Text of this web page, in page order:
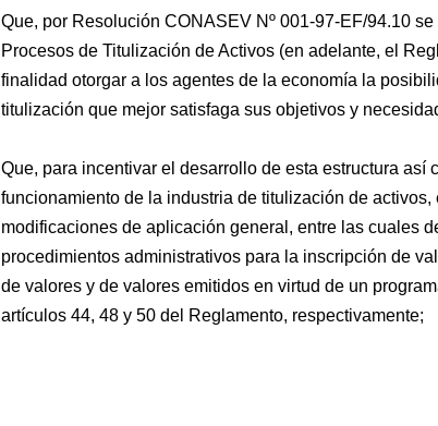
Que, por Resolución CONASEV Nº 001-97-EF/94.10
Procesos de Titulización de Activos (en adelante, el
finalidad otorgar a los agentes de la economía la
titulización que mejor satisfaga sus objetivos y
Que, para incentivar el desarrollo de esta estructura así
funcionamiento de la industria de titulización de
modificaciones de aplicación general, entre las cuales
procedimientos administrativos para la inscripción de
de valores y de valores emitidos en virtud de un
artículos 44, 48 y 50 del Reglamento, respectivamente;